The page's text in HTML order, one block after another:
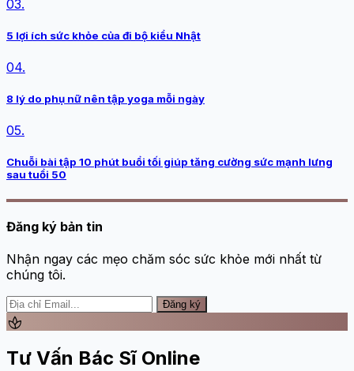
03.
5 lợi ích sức khỏe của đi bộ kiểu Nhật
04.
8 lý do phụ nữ nên tập yoga mỗi ngày
05.
Chuỗi bài tập 10 phút buổi tối giúp tăng cường sức mạnh lưng
sau tuổi 50
Đăng ký bản tin
Nhận ngay các mẹo chăm sóc sức khỏe mới nhất từ
chúng tôi.
Đăng ký
spa
Tư Vấn Bác Sĩ Online